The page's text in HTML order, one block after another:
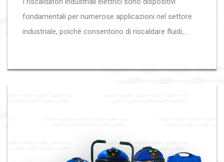
fondamentali per numerose applicazioni nel settore
industriale, poiché consentono di riscaldare fluidi,...